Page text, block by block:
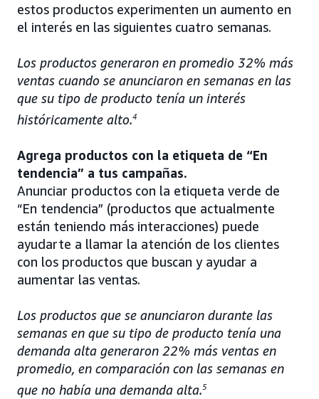
estos productos experimenten un aumento en
el interés en las siguientes cuatro semanas.
Los productos generaron en promedio 32% más
ventas cuando se anunciaron en semanas en las
que su tipo de producto tenía un interés
históricamente alto.4
Agrega productos con la etiqueta de “En
tendencia” a tus campañas.
Anunciar productos con la etiqueta verde de
“En tendencia” (productos que actualmente
están teniendo más interacciones) puede
ayudarte a llamar la atención de los clientes
con los productos que buscan y ayudar a
aumentar las ventas.
Los productos que se anunciaron durante las
semanas en que su tipo de producto tenía una
demanda alta generaron 22% más ventas en
promedio, en comparación con las semanas en
que no había una demanda alta.5